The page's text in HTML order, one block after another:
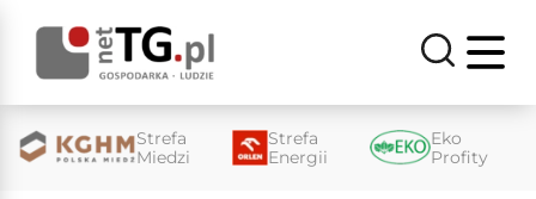
Strefa
Miedzi
Strefa
Energii
Eko
Profity